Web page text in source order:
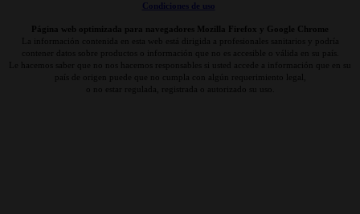
Condiciones de uso
Página web optimizada para navegadores Mozilla Firefox y Google Chrome
La información contenida en esta web está dirigida a profesionales sanitarios y podría
contener datos sobre productos o información que no es accesible o válida en su país.
Le hacemos saber que no nos hacemos responsables si usted accede a información que en su
país de origen puede que no cumpla con algún requerimiento legal,
o no estar regulada, registrada o autorizado su uso.